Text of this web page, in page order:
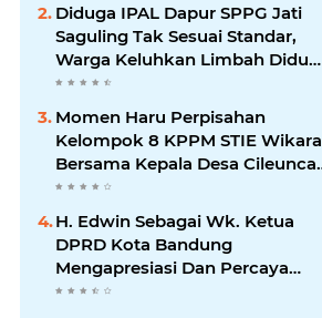
Diduga IPAL Dapur SPPG Jati
Saguling Tak Sesuai Standar,
Warga Keluhkan Limbah Diduga
Mengalir ke Sungai
Momen Haru Perpisahan
Kelompok 8 KPPM STIE Wikara
Bersama Kepala Desa Cileunca
di Kecamatan Bojong
H. Edwin Sebagai Wk. Ketua
DPRD Kota Bandung
Mengapresiasi Dan Percaya
Penuh Kepada Kepemimpinan